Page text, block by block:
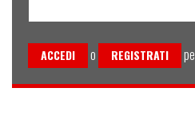
ACCEDI o REGISTRATI